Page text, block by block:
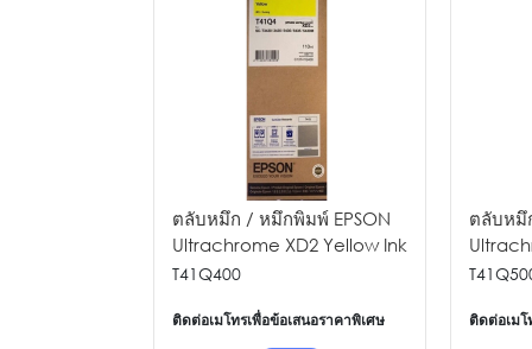
ตลับหมึก / หมึกพิมพ์ EPSON
Ultrachrome XD2 Yellow Ink
110ml for SC-
T41Q400
ติดต่อเมโทรเพื่อข้อเสนอราคาพิเศษ
ตลับหมึ
110ml
ติดต่อเมโ